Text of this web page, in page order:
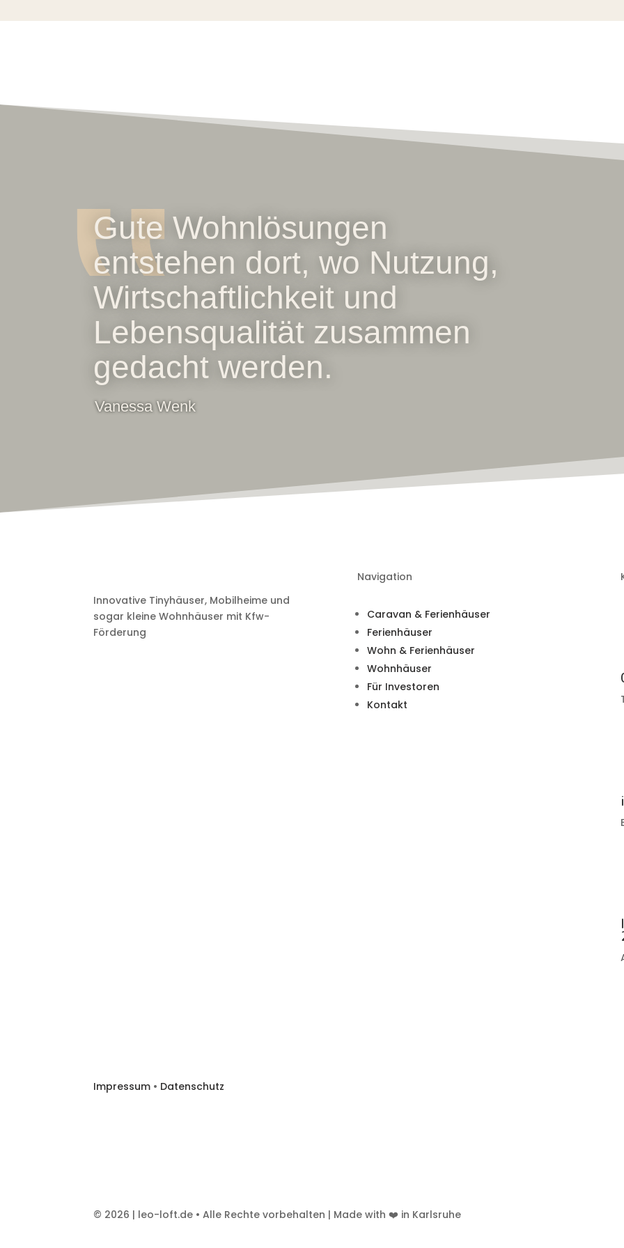
‟
Gute Wohnlösungen
entstehen dort, wo Nutzung,
Wirtschaftlichkeit und
Lebensqualität zusammen
gedacht werden.
Vanessa Wenk
Innovative Tinyhäuser, Mobilheime und
sogar kleine Wohnhäuser mit Kfw-
Förderung
Navigation
Caravan & Ferienhäuser
Ferienhäuser
Wohn & Ferienhäuser
Wohnhäuser
Für Investoren
Kontakt
Impressum • Datenschutz
© 2026 | leo-loft.de • Alle Rechte vorbehalten | Made with ❤️ in Karlsruhe